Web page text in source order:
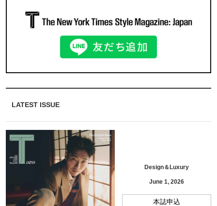
LATEST ISSUE
Design＆Luxury
June 1, 2026
本誌申込